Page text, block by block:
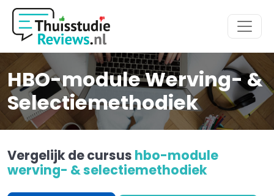
Hoofdmenu
HBO-module Werving- &
Selectiemethodiek
Vergelijk de cursus hbo-module
werving- & selectiemethodiek